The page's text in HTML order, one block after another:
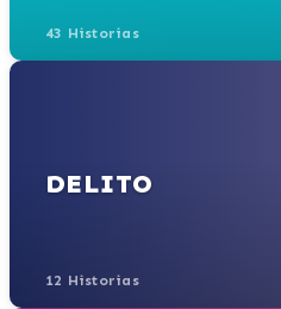
43 Historias
DELITO
12 Historias